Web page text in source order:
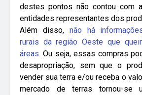
destes pontos não contou com
entidades representantes dos
Além disso, não há
rurais da região Oeste que
áreas. Ou seja, essas compras
desapropriação, sem que o
vender sua terra e/ou receba o
mercado de terras tornou-se